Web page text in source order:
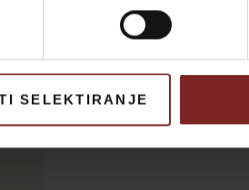
SELEKTIRANJE